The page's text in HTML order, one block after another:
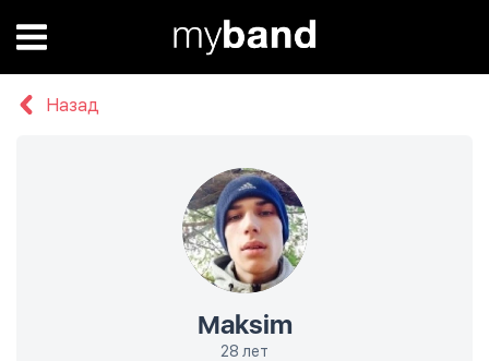
Назад
Maksim
28 лет